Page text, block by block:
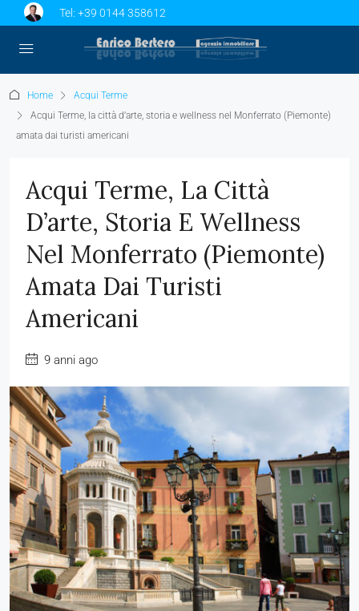
Tel: +39 0144 358612
Home
Acqui Terme
Acqui Terme, la città d’arte, storia e wellness nel Monferrato (Piemonte)
amata dai turisti americani
Acqui Terme, La Città
D’arte, Storia E Wellness
Nel Monferrato (Piemonte)
Amata Dai Turisti
Americani
9 anni ago